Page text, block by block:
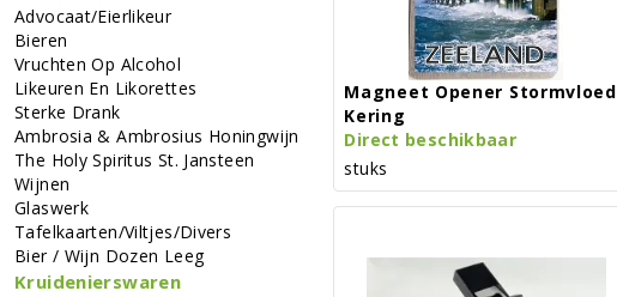
Advocaat/Eierlikeur
Bieren
Vruchten Op Alcohol
Likeuren En Likorettes
Sterke Drank
Ambrosia & Ambrosius Honingwijn
The Holy Spiritus St. Jansteen
Wijnen
Glaswerk
Tafelkaarten/viltjes/divers
Bier / Wijn Dozen Leeg
Kruidenierswaren
Magneet Opener Stormvloed
Kering
Direct beschikbaar
stuks